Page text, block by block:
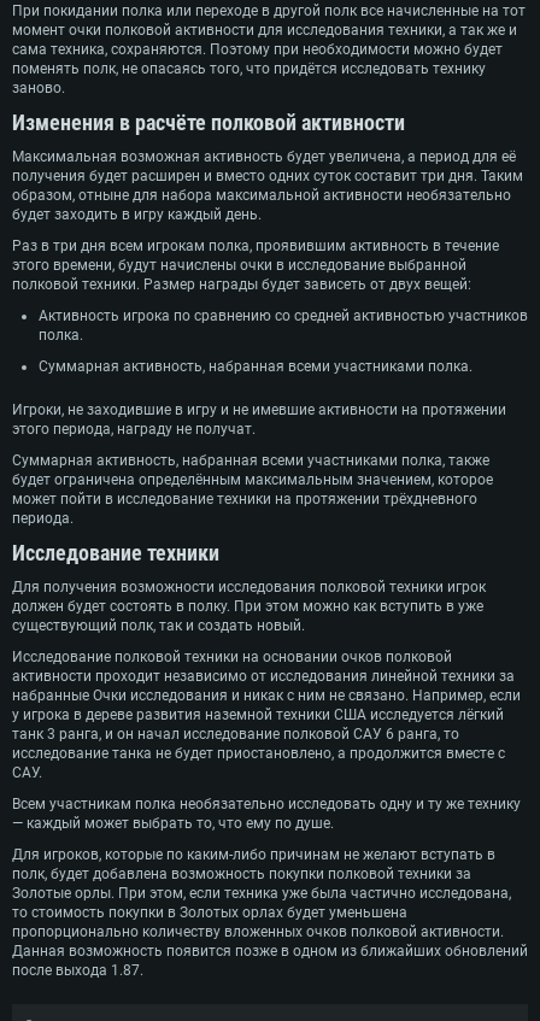
При покидании полка или переходе в другой полк все начисленные на тот
момент очки полковой активности для исследования техники, а так же и
сама техника, сохраняются. Поэтому при необходимости можно будет
поменять полк, не опасаясь того, что придётся исследовать технику
заново.
Изменения в расчёте полковой активности
Максимальная возможная активность будет увеличена, а период для её
получения будет расширен и вместо одних суток составит три дня. Таким
образом, отныне для набора максимальной активности необязательно
будет заходить в игру каждый день.
Раз в три дня всем игрокам полка, проявившим активность в течение
этого времени, будут начислены очки в исследование выбранной
полковой техники. Размер награды будет зависеть от двух вещей:
Активность игрока по сравнению со средней активностью участников
полка.
Суммарная активность, набранная всеми участниками полка.
Игроки, не заходившие в игру и не имевшие активности на протяжении
этого периода, награду не получат.
Суммарная активность, набранная всеми участниками полка, также
будет ограничена определённым максимальным значением, которое
может пойти в исследование техники на протяжении трёхдневного
периода.
Исследование техники
Для получения возможности исследования полковой техники игрок
должен будет состоять в полку. При этом можно как вступить в уже
существующий полк, так и создать новый.
Исследование полковой техники на основании очков полковой
активности проходит независимо от исследования линейной техники за
набранные Очки исследования и никак с ним не связано. Например, если
у игрока в дереве развития наземной техники США исследуется лёгкий
танк 3 ранга, и он начал исследование полковой САУ 6 ранга, то
исследование танка не будет приостановлено, а продолжится вместе с
САУ.
Всем участникам полка необязательно исследовать одну и ту же технику
— каждый может выбрать то, что ему по душе.
Для игроков, которые по каким-либо причинам не желают вступать в
полк, будет добавлена возможность покупки полковой техники за
Золотые орлы. При этом, если техника уже была частично исследована,
то стоимость покупки в Золотых орлах будет уменьшена
пропорционально количеству вложенных очков полковой активности.
Данная возможность появится позже в одном из ближайших обновлений
после выхода 1.87.